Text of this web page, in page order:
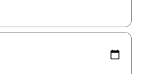
disponibles, podrás navegar